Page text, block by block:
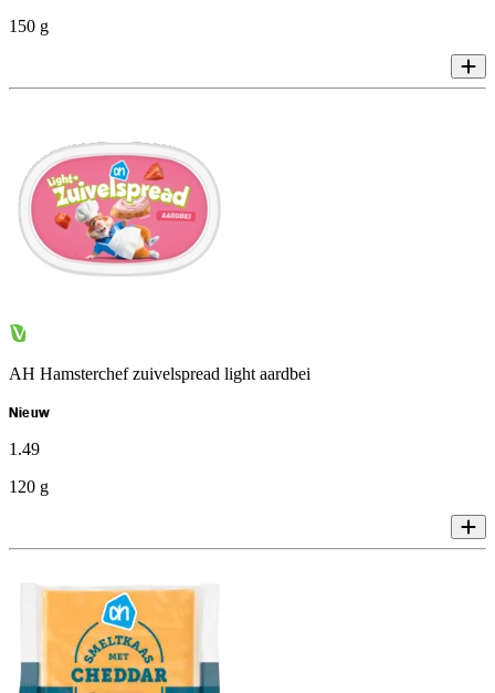
150 g
AH Hamsterchef zuivelspread light aardbei
Nieuw
1.49
120 g